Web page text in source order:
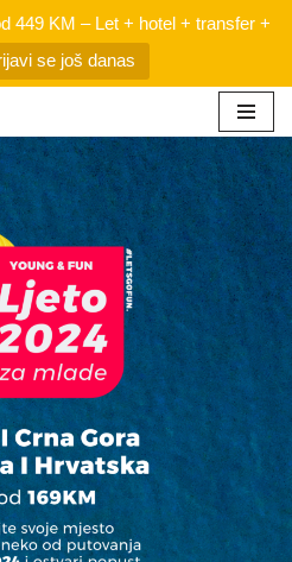
449 KM – Let + hotel + transfer +
se još danas